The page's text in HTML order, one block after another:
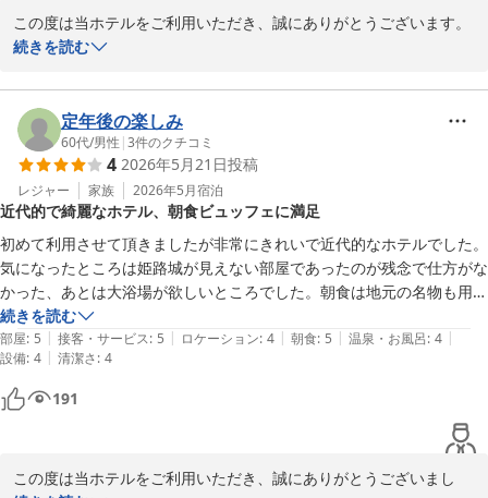
2026-05-29
この度は当ホテルをご利用いただき、誠にありがとうございます。
また、ご滞在に関する心温まるご感想をお寄せいただき、重ねて御
館内のインテリアや清潔感、雰囲気につきまして「完璧」とのお言
葉を頂戴し、大変光栄でございます。スタッフ一同の大きな励みと
なります。
また、姫路城の夜間ライトアップをご覧いただけるお部屋でのご滞
在や、広々としたツインルームにご満足いただけたとのこと、何よ
りでございます。お客様にとって特別なひとときとなりましたので
あれば、私どもも大変嬉しく存じます。
さらに、朝食バイキングについても姫路おでんや明石焼きなどの地
元料理をお楽しみいただけたとのこと、「大満足」とのお言葉を頂
戴し、料理スタッフも大変喜んでおります。今後も地域の魅力を感
じていただける内容づくりに努めてまいります。
これからも快適でご満足いただけるご滞在を提供できますよう、サ
ービス向上に努めてまいりますので、姫路にお越しの際はぜひまた
当ホテルをご利用くださいませ。
続きを読む
定年後の楽しみ
60代/男性 |3件のクチコミ
4 2026年5月21日投稿
レジャー 家族 2026年5月宿泊
近代的で綺麗なホテル、朝食ビュッフェに満足
初めて利用させて頂きましたが非常にきれいで近代的なホテルでした。
気になったところは姫路城が見えない部屋であったのが残念で仕方がな
かった、あとは大浴場が欲しいところでした。朝食は地元の名物も用意
されたビュッフェスタイルで大変満足できました。機会があればまた利
用したいと思います。
続きを読む
部屋: 5 | 接客・サービス: 5 | ロケーション: 4 | 朝食: 5 | 温泉・お風呂: 4 |
設備: 4 | 清潔さ: 4
191
この度は当ホテルをご利用いただき、誠にありがとうございまし